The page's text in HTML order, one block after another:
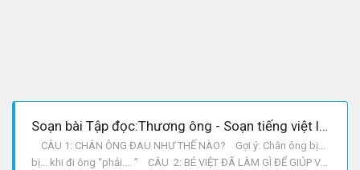
Soạn bài Tập đọc:Thương ông - Soạn tiếng việt lớp 2
CÂU 1: CHÂN ÔNG ĐAU NHƯ THẾ NÀO? Gợi ý: Chân ông bị...
bị... khi đi ông “phải.... ” CÂU 2: BÉ VIỆT ĐÃ LÀM GÌ ĐỂ GIÚP VÀ